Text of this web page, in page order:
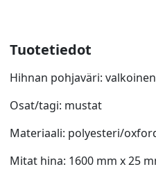
Tuotetiedot
Hihnan pohjaväri:
Osat/tagi: mustat
Materiaali: polyesteri/
Mitat hina: 1600 mm x 25